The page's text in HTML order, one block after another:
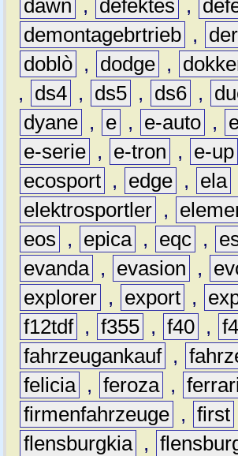
dawn , defektes ,
demontagebrtrieb ,
doblò , dodge ,
,
ds4 , ds5 , ds6 ,
dyane , e , e-auto ,
e-serie , e-tron , e-up
ecosport , edge , ela
elektrosportler ,
eos
, epica , eqc ,
evanda , evasion ,
explorer , export ,
f12tdf , f355 , f40 ,
fahrzeugankauf ,
felicia , feroza , ferrari
firmenfahrzeuge , first
flensburgkia ,